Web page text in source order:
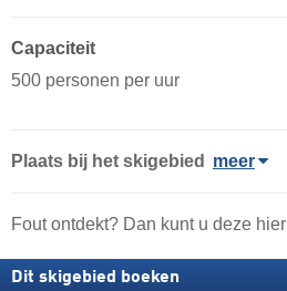
Capaciteit
500 personen per uur
Plaats bij het skigebied meer
Fout ontdekt? Dan kunt u deze hier
Dit skigebied boeken